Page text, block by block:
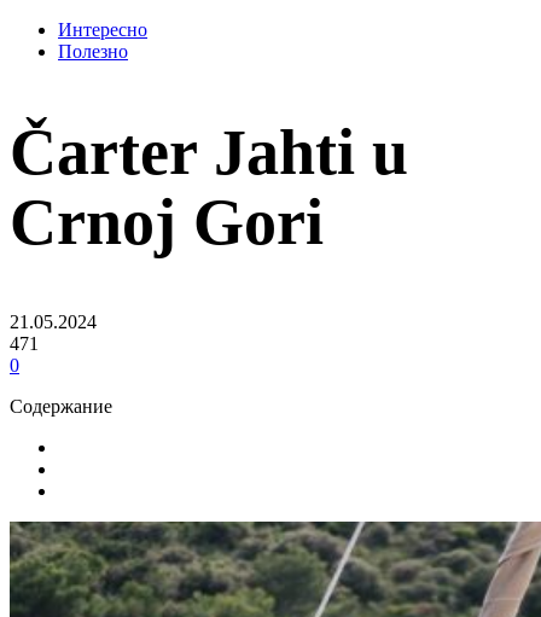
Интересно
Полезно
Čarter Jahti u
Crnoj Gori
21.05.2024
471
0
Содержание